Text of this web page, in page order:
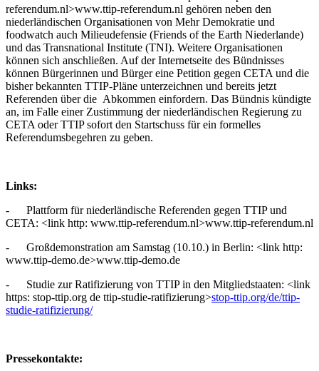
referendum.nl>www.ttip-referendum.nl gehören neben den
niederländischen Organisationen von Mehr Demokratie und
foodwatch auch Milieudefensie (Friends of the Earth Niederlande)
und das Transnational Institute (TNI). Weitere Organisationen
können sich anschließen. Auf der Internetseite des Bündnisses
können Bürgerinnen und Bürger eine Petition gegen CETA und die
bisher bekannten TTIP-Pläne unterzeichnen und bereits jetzt
Referenden über die Abkommen einfordern. Das Bündnis kündigte
an, im Falle einer Zustimmung der niederländischen Regierung zu
CETA oder TTIP sofort den Startschuss für ein formelles
Referendumsbegehren zu geben.
Links:
- Plattform für niederländische Referenden gegen TTIP und
CETA: <link http: www.ttip-referendum.nl>www.ttip-referendum.nl
- Großdemonstration am Samstag (10.10.) in Berlin: <link http:
www.ttip-demo.de>www.ttip-demo.de
- Studie zur Ratifizierung von TTIP in den Mitgliedstaaten: <link
https: stop-ttip.org de ttip-studie-ratifizierung>stop-ttip.org/de/ttip-
studie-ratifizierung/
Pressekontakte: